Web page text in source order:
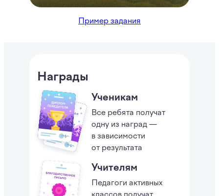
Пример задания
Награды
Ученикам
Все ребята получат
одну из наград —
в зависимости
от результата
Учителям
Педагоги активных